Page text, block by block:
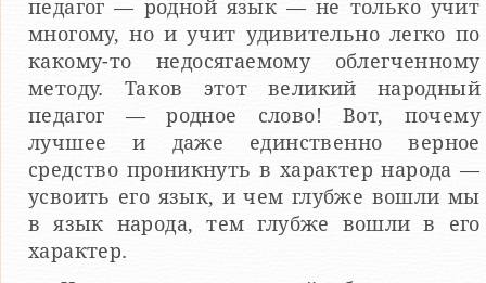
педагог — родной язык — не только учит
многому, но и учит удивительно легко по
какому-то недосягаемому облегченному
методу. Таков этот великий народный
педагог — родное слово! Вот, почему
лучшее и даже единственно верное
средство проникнуть в характер народа —
усвоить его язык, и чем глубже вошли мы
в язык народа, тем глубже вошли в его
характер.